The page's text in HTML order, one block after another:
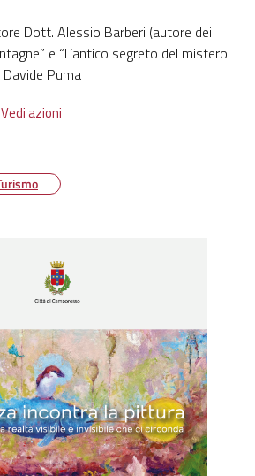
Dott. Alessio Barberi (autore dei
e “L’antico segreto del mistero
Puma
Vedi azioni